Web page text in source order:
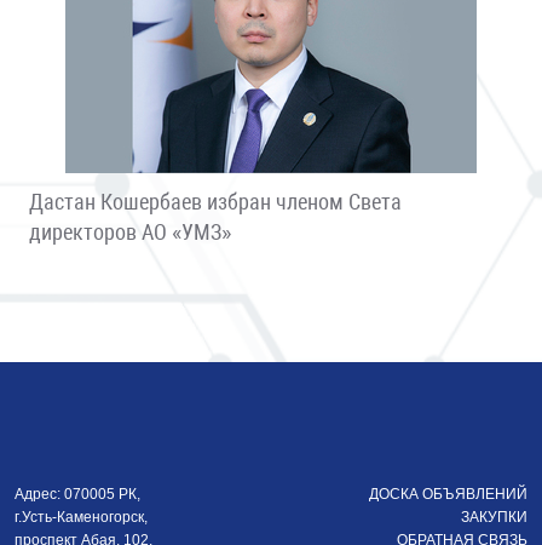
Дастан Кошербаев избран членом Света
директоров АО «УМЗ»
Адрес: 070005 РК,
г.Усть-Каменогорск,
проспект Абая, 102,
ДОСКА ОБЪЯВЛЕНИЙ
ЗАКУПКИ
ОБРАТНАЯ СВЯЗЬ